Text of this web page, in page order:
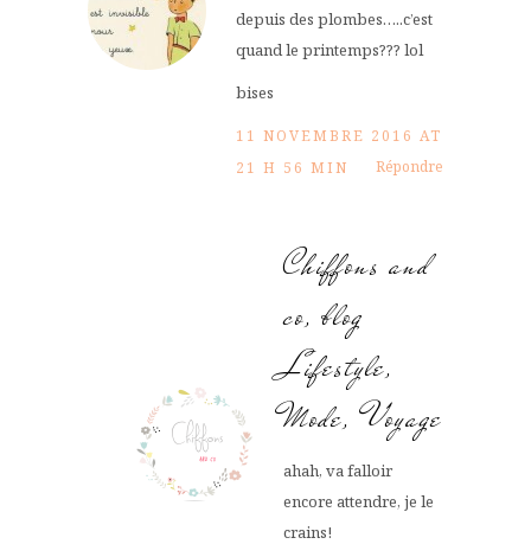
depuis des plombes…..c’est
quand le printemps??? lol
bises
11 NOVEMBRE 2016 AT
21 H 56 MIN
Répondre
Chiffons and
co, blog
Lifestyle,
Mode, Voyage
ahah, va falloir
encore attendre, je le
crains!